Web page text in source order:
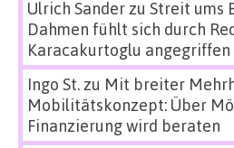
Ulrich Sanderzu Streit ums
Dahmen fühlt sich durch
Karacakurtoglu angegriffen
Ingo St.zu Mit breiter
Mobilitätskonzept: Über
Finanzierung wird beraten